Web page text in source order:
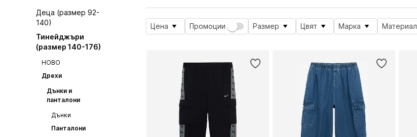
Деца (размер 92-
140)
Тинейджъри
(размер 140-176)
НОВО
Дрехи
Дънки и
панталони
Дънки
Панталони
Цена Промоции Размер Цвят Марка Материал